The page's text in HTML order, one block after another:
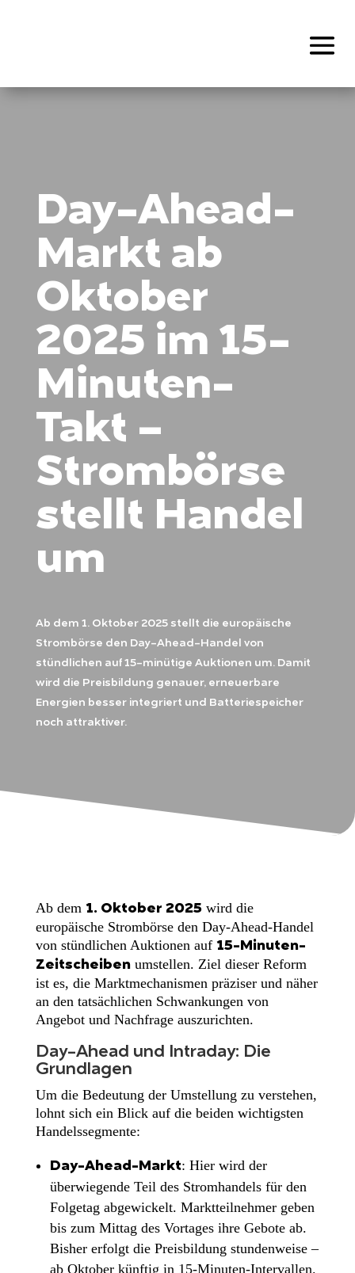
Day-Ahead-
Markt ab
Oktober
2025 im 15-
Minuten-
Takt –
Strombörse
stellt Handel
um
Ab dem 1. Oktober 2025 stellt die europäische
Strombörse den Day-Ahead-Handel von
stündlichen auf 15-minütige Auktionen um. Damit
wird die Preisbildung genauer, erneuerbare
Energien besser integriert und Batteriespeicher
noch attraktiver.
Ab dem 1. Oktober 2025wird die
europäische Strombörse den Day-Ahead-Handel
von stündlichen Auktionen auf 15-Minuten-
Zeitscheibenumstellen. Ziel dieser Reform
ist es, die Marktmechanismen präziser und näher
an den tatsächlichen Schwankungen von
Angebot und Nachfrage auszurichten.
Day-Ahead und Intraday: Die
Grundlagen
Um die Bedeutung der Umstellung zu verstehen,
lohnt sich ein Blick auf die beiden wichtigsten
Handelssegmente:
Day-Ahead-Markt: Hier wird der
überwiegende Teil des Stromhandels für den
Folgetag abgewickelt. Marktteilnehmer geben
bis zum Mittag des Vortages ihre Gebote ab.
Bisher erfolgt die Preisbildung stundenweise –
ab Oktober künftig in 15-Minuten-Intervallen.